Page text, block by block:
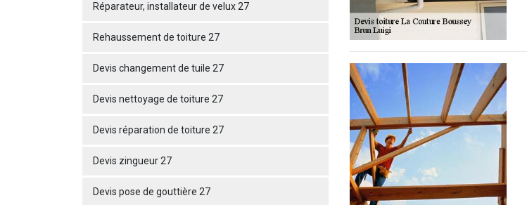
Réparateur, installateur de velux 27
Rehaussement de toiture 27
Devis changement de tuile 27
Devis nettoyage de toiture 27
Devis réparation de toiture 27
Devis zingueur 27
Devis pose de gouttière 27